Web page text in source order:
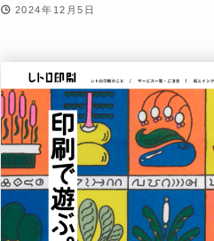
2024年12月5日